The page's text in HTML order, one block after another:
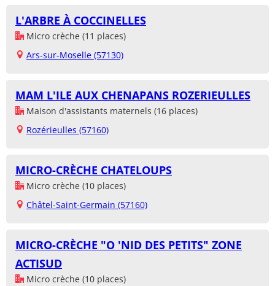
L'ARBRE À COCCINELLES
Micro crèche (11 places)
Ars-sur-Moselle (57130)
MAM L'ILE AUX CHENAPANS ROZERIEULLES
Maison d'assistants maternels (16 places)
Rozérieulles (57160)
MICRO-CRÈCHE CHATELOUPS
Micro crèche (10 places)
Châtel-Saint-Germain (57160)
MICRO-CRÈCHE "O 'NID DES PETITS" ZONE
ACTISUD
Micro crèche (10 places)